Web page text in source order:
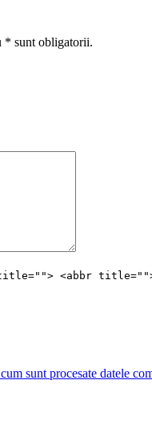
* sunt obligatorii.
<abbr title="">
sunt procesate datele